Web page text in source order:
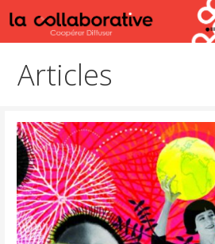
Passer
auLa Collaborative
Coopérer Diffuser
Articles